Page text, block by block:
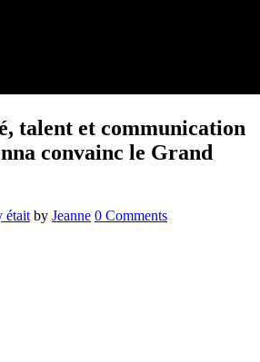
talent et communication
convainc le Grand
était by Jeanne 0 Comments